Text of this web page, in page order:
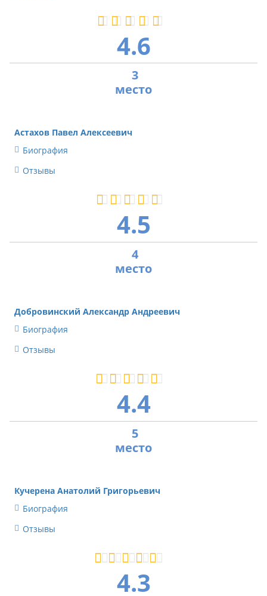
4.6
3
Астахов Павел Алексеевич
Биография
Отзывы
4.5
4
Добровинский Александр Андреевич
Биография
Отзывы
4.4
5
Кучерена Анатолий Григорьевич
Биография
Отзывы
4.3